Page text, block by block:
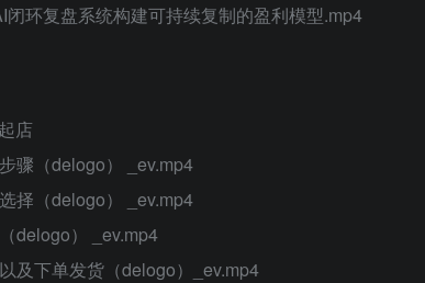
闭环复盘系统构建可持续复制的盈利模型.mp4
店
骤（delogo） _ev.mp4
择（delogo） _ev.mp4
delogo） _ev.mp4
及下单发货（delogo）_ev.mp4